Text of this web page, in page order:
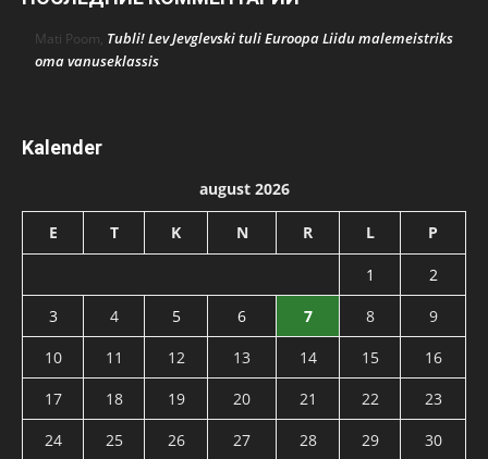
Mati Poom, Tubli! Lev Jevglevski tuli Euroopa Liidu malemeistriks
oma vanuseklassis
Kalender
august 2026
E T K N R L P
1
2
3
4 5 6 7 8
9
10
11 12 13 14 15
16
17
18 19 20 21 22
23
24
25 26 27 28 29
30